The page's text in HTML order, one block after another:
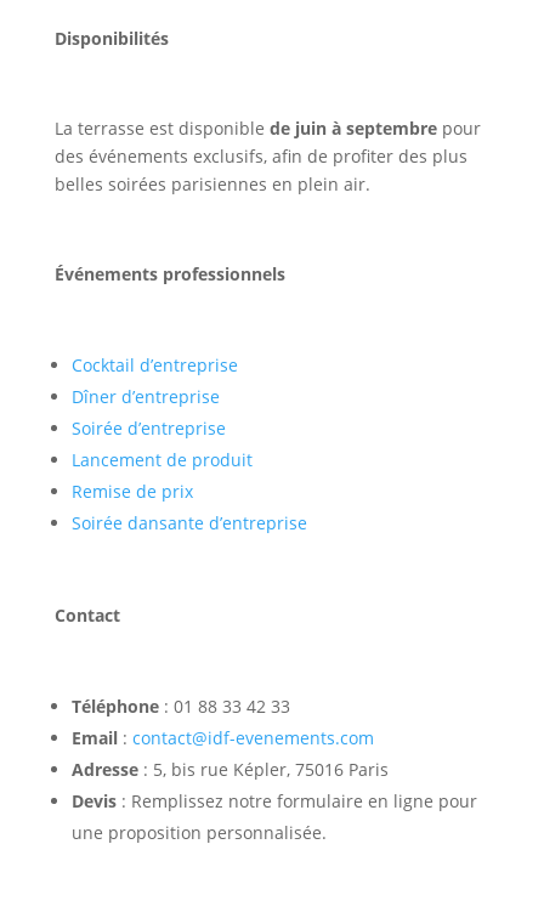
Disponibilités
La terrasse est disponible de juin à septembrepour
des événements exclusifs, afin de profiter des plus
belles soirées parisiennes en plein air.
Événements professionnels
Cocktail d’entreprise
Dîner d’entreprise
Soirée d’entreprise
Lancement de produit
Remise de prix
Soirée dansante d’entreprise
Contact
Téléphone: 01 88 33 42 33
Email: contact@idf-evenements.com
Adresse: 5, bis rue Képler, 75016 Paris
Devis: Remplissez notre formulaire en ligne pour
une proposition personnalisée.